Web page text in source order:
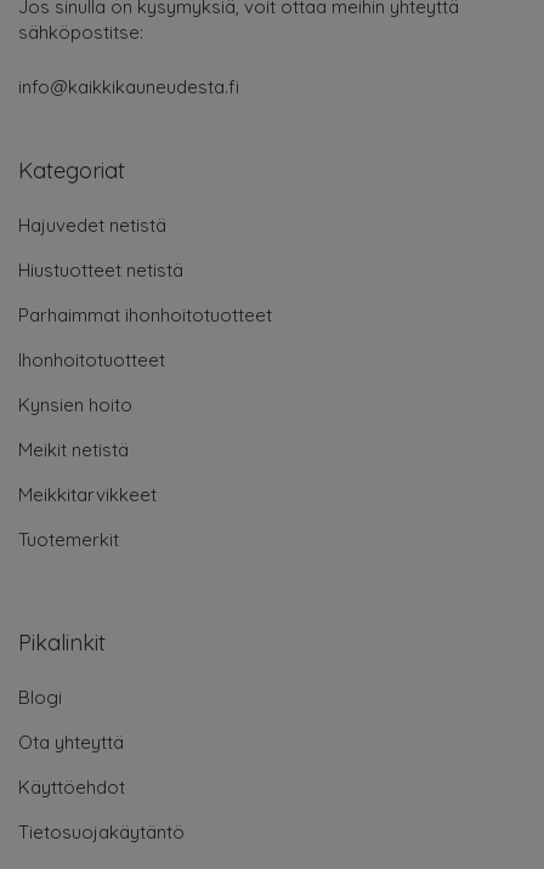
Jos sinulla on kysymyksiä, voit ottaa meihin yhteyttä
sähköpostitse:
info@kaikkikauneudesta.fi
Kategoriat
Hajuvedet netistä
Hiustuotteet netistä
Parhaimmat ihonhoitotuotteet
Ihonhoitotuotteet
Kynsien hoito
Meikit netistä
Meikkitarvikkeet
Tuotemerkit
Pikalinkit
Blogi
Ota yhteyttä
Käyttöehdot
Tietosuojakäytäntö